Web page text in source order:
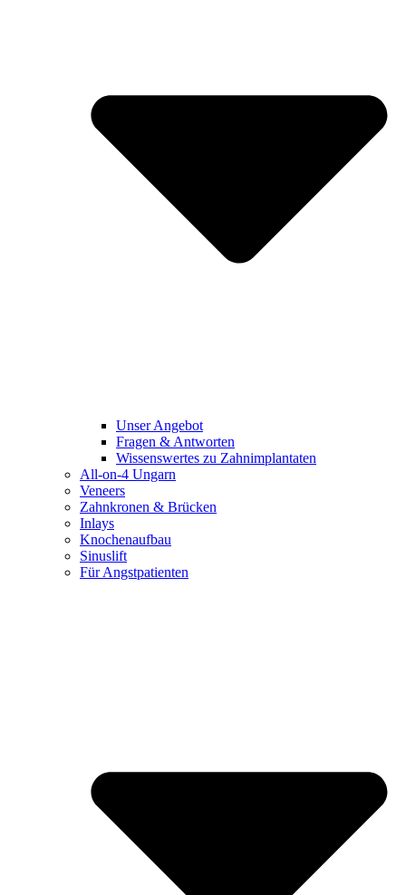
Unser Angebot
Fragen & Antworten
Wissenswertes zu Zahnimplantaten
All-on-4 Ungarn
Veneers
Zahnkronen & Brücken
Inlays
Knochenaufbau
Sinuslift
Für Angstpatienten